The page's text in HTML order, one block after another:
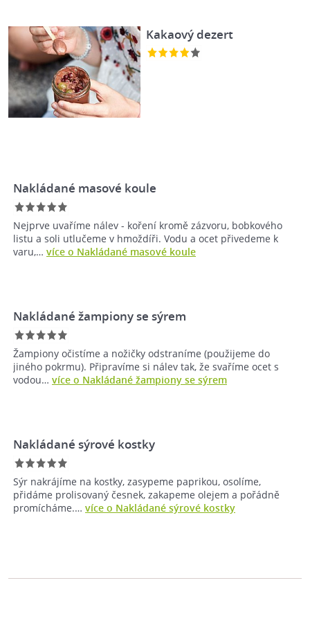
Kakaový dezert
Nakládané masové koule
Nejprve uvaříme nálev - koření kromě zázvoru, bobkového
listu a soli utlučeme v hmoždíři. Vodu a ocet přivedeme k
varu,… více o Nakládané masové koule
Nakládané žampiony se sýrem
Žampiony očistíme a nožičky odstraníme (použijeme do
jiného pokrmu). Připravíme si nálev tak, že svaříme ocet s
vodou… více o Nakládané žampiony se sýrem
Nakládané sýrové kostky
Sýr nakrájíme na kostky, zasypeme paprikou, osolíme,
přidáme prolisovaný česnek, zakapeme olejem a pořádně
promícháme.… více o Nakládané sýrové kostky